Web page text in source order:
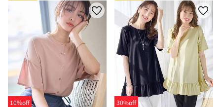
10%off
30%off